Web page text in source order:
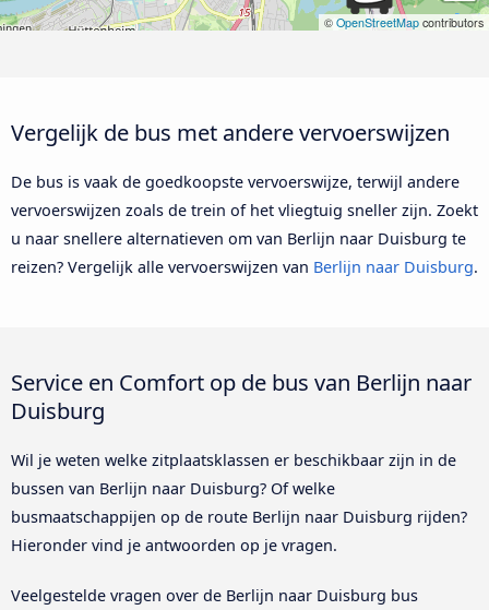
© OpenStreetMap contributors
Vergelijk de bus met andere vervoerswijzen
De bus is vaak de goedkoopste vervoerswijze, terwijl andere
vervoerswijzen zoals de trein of het vliegtuig sneller zijn. Zoekt
u naar snellere alternatieven om van Berlijn naar Duisburg te
reizen? Vergelijk alle vervoerswijzen van Berlijn naar Duisburg.
Service en Comfort op de bus van Berlijn naar
Duisburg
Wil je weten welke zitplaatsklassen er beschikbaar zijn in de
bussen van Berlijn naar Duisburg? Of welke
busmaatschappijen op de route Berlijn naar Duisburg rijden?
Hieronder vind je antwoorden op je vragen.
Veelgestelde vragen over de Berlijn naar Duisburg bus